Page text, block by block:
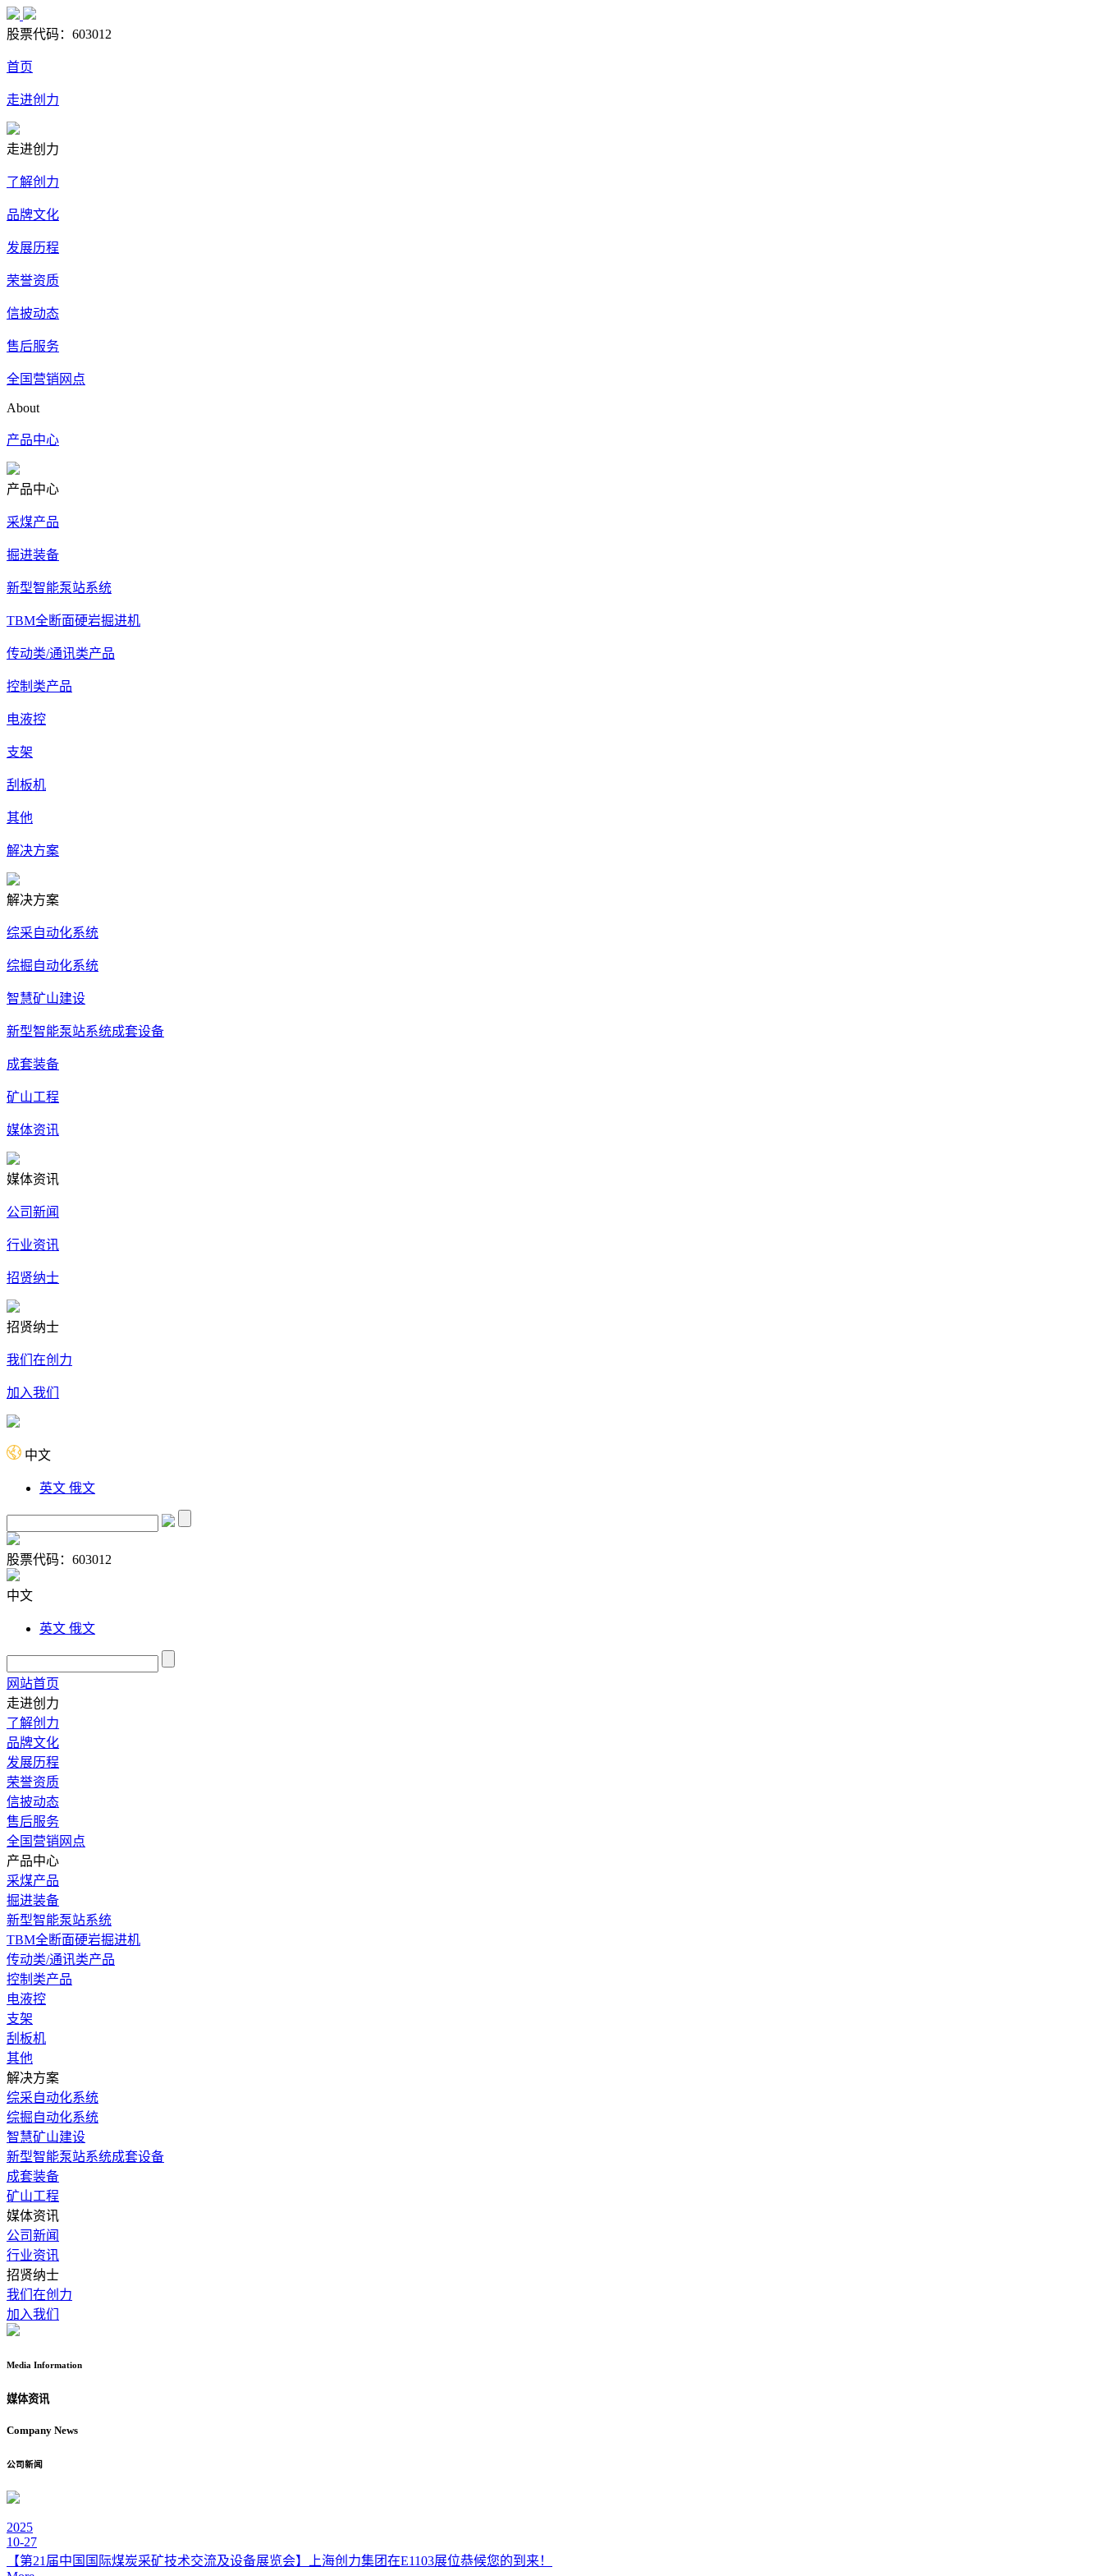
股票代码： 603012
首页
走进创力
走进创力
了解创力
品牌文化
发展历程
荣誉资质
信披动态
售后服务
全国营销网点
About
产品中心
产品中心
采煤产品
掘进装备
新型智能泵站系统
TBM全断面硬岩掘进机
传动类/通讯类产品
控制类产品
电液控
支架
刮板机
其他
解决方案
解决方案
综采自动化系统
综掘自动化系统
智慧矿山建设
新型智能泵站系统成套设备
成套装备
矿山工程
媒体资讯
媒体资讯
公司新闻
行业资讯
招贤纳士
招贤纳士
我们在创力
加入我们
中文
英文 俄文
股票代码： 603012
中文
英文 俄文
网站首页
走进创力
了解创力
品牌文化
发展历程
荣誉资质
信披动态
售后服务
全国营销网点
产品中心
采煤产品
掘进装备
新型智能泵站系统
TBM全断面硬岩掘进机
传动类/通讯类产品
控制类产品
电液控
支架
刮板机
其他
解决方案
综采自动化系统
综掘自动化系统
智慧矿山建设
新型智能泵站系统成套设备
成套装备
矿山工程
媒体资讯
公司新闻
行业资讯
招贤纳士
我们在创力
加入我们
Media Information
媒体资讯
Company News
公司新闻
2025
10-27
【第21届中国国际煤炭采矿技术交流及设备展览会】上海创力集团在E1103展位恭候您的到来！